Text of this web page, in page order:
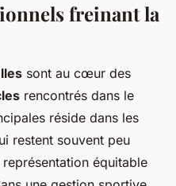
freinant la
sont au cœur des
rencontrés dans le
réside dans les
restent souvent peu
équitable